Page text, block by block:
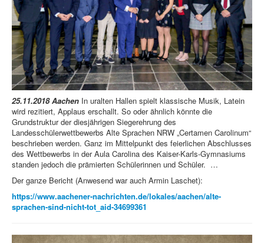
25.11.2018 Aachen In uralten Hallen spielt klassische Musik, Latein
wird rezitiert, Applaus erschallt. So oder ähnlich könnte die
Grundstruktur der diesjährigen Siegerehrung des
Landesschülerwettbewerbs Alte Sprachen NRW „Certamen Carolinum“
beschrieben werden. Ganz im Mittelpunkt des feierlichen Abschlusses
des Wettbewerbs in der Aula Carolina des Kaiser-Karls-Gymnasiums
standen jedoch die prämierten Schülerinnen und Schüler. …
Der ganze Bericht (Anwesend war auch Armin Laschet):
https://www.aachener-nachrichten.de/lokales/aachen/alte-
sprachen-sind-nicht-tot_aid-34699361